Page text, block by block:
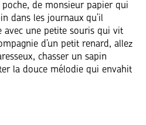
poche, de monsieur papier qui
dans les journaux qu’il
avec une petite souris qui vit
d’un petit renard, allez
chasser un sapin
la douce mélodie qui envahit